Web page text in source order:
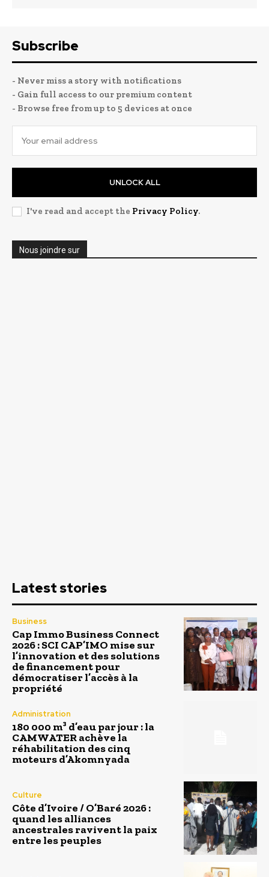
Subscribe
- Never miss a story with notifications
- Gain full access to our premium content
- Browse free from up to 5 devices at once
UNLOCK ALL
I've read and accept the Privacy Policy.
Nous joindre sur
Latest stories
Business
Cap Immo Business Connect
2026 : SCI CAP’IMO mise sur
l’innovation et des solutions
de financement pour
démocratiser l’accès à la
propriété
Administration
180 000 m³ d’eau par jour : la
CAMWATER achève la
réhabilitation des cinq
moteurs d’Akomnyada
Culture
Côte d’Ivoire / O’Baré 2026 :
quand les alliances
ancestrales ravivent la paix
entre les peuples